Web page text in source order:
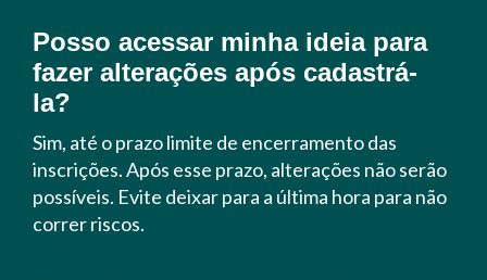
Posso acessar minha ideia para
fazer alterações após cadastrá-
la?
Sim, até o prazo limite de encerramento das
inscrições. Após esse prazo, alterações não serão
possíveis. Evite deixar para a última hora para não
correr riscos.